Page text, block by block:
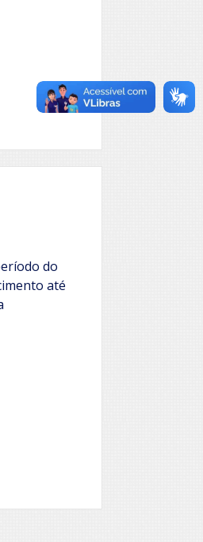
do
até